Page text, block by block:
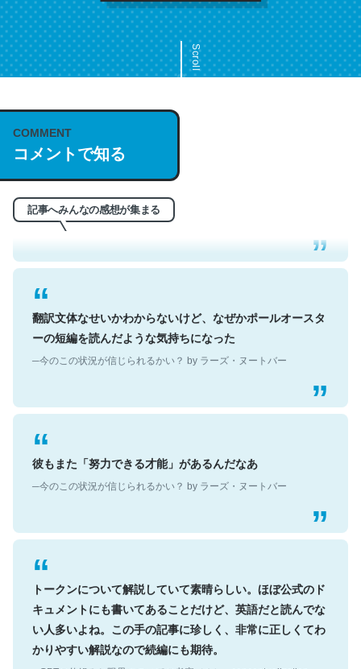
Scroll
COMMENT
コメントで知る
記事へみんなの感想が集まる
これは名文。彼はとてもクレバーなんだろうなと凄く思
う。英語少しでも読める人は原文もお勧め。自分はこの流
れ好き。Let’s Fucking Go. Then Covid hit. Shit.
─今のこの状況が信じられるかい？ by ラーズ・ヌートバー
翻訳文体なせいかわからないけど、なぜかポールオースタ
ーの短編を読んだような気持ちになった
彼もまた「努力できる才能」があるんだなあ
トークンについて解説していて素晴らしい。ほぼ公式のド
キュメントにも書いてあることだけど、英語だと読んでな
い人多いよね。この手の記事に珍しく、非常に正しくてわ
かりやすい解説なので続編にも期待。